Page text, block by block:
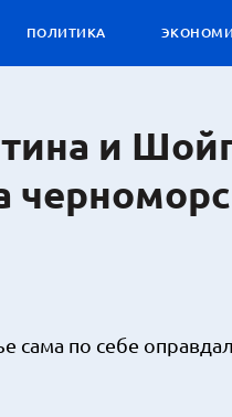
ПОЛИТИКА
и
сама по себе